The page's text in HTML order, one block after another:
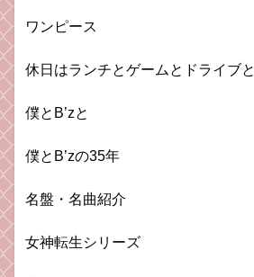
ワンピース
休日はランチとゲームとドライブと
僕とB’zと
僕とB’zの35年
名盤・名曲紹介
女神転生シリーズ